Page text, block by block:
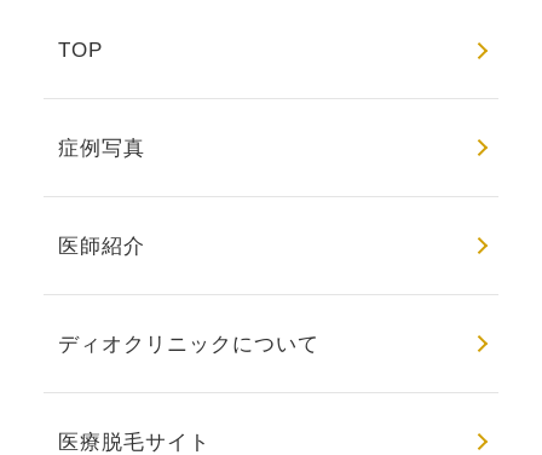
TOP
症例写真
医師紹介
ディオクリニックについて
医療脱毛サイト